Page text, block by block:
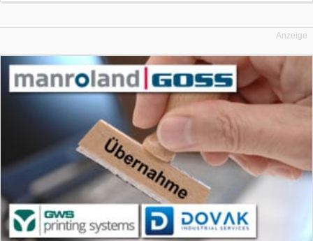
Anzeige